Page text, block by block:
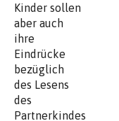
Kinder sollen
aber auch
ihre
Eindrücke
bezüglich
des Lesens
des
Partnerkindes